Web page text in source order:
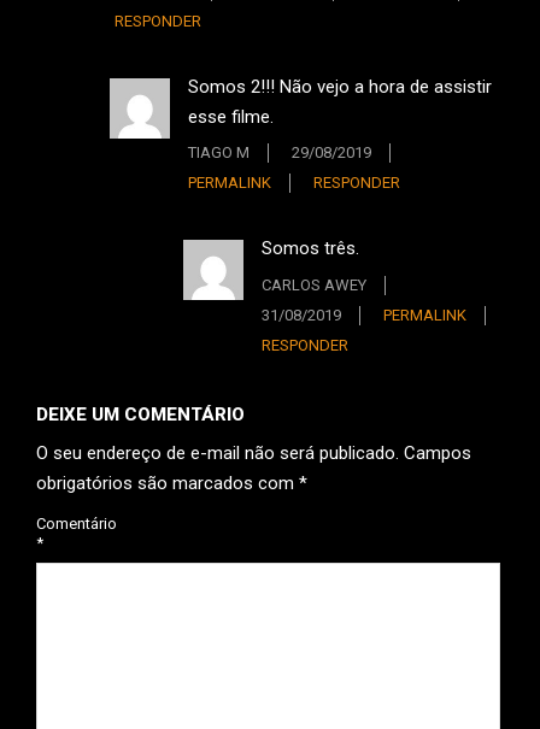
RESPONDER
Somos 2!!! Não vejo a hora de assistir
esse filme.
TIAGO M
29/08/2019
PERMALINK
RESPONDER
Somos três.
CARLOS AWEY
31/08/2019
PERMALINK
RESPONDER
DEIXE UM COMENTÁRIO
O seu endereço de e-mail não será publicado. Campos
obrigatórios são marcados com *
Comentário
*